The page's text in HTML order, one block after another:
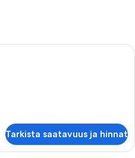
Hotellihuone, jossa on sänky,
Tarkista saatavuus ja hinnat